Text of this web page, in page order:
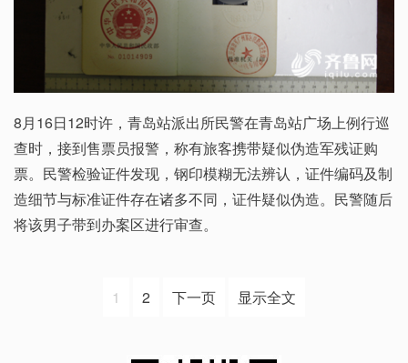
8月16日12时许，青岛站派出所民警在青岛站广场上例行巡
查时，接到售票员报警，称有旅客携带疑似伪造军残证购
票。民警检验证件发现，钢印模糊无法辨认，证件编码及制
造细节与标准证件存在诸多不同，证件疑似伪造。民警随后
将该男子带到办案区进行审查。
1 2 下一页 显示全文